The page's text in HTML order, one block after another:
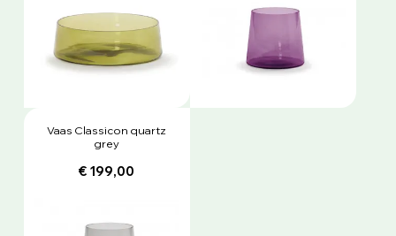
Vaas Classicon quartz
grey
€ 199,00